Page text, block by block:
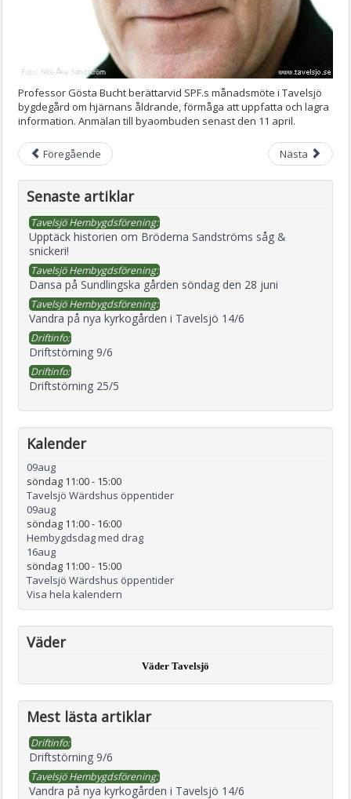
Professor Gösta Bucht berättarvid SPF.s månadsmöte i Tavelsjö
bygdegård om hjärnans åldrande, förmåga att uppfatta och lagra
information. Anmälan till byaombuden senast den 11 april.
Föregående Nästa
Senaste artiklar
Tavelsjö Hembygdsförening:
Upptäck historien om Bröderna Sandströms såg &
snickeri!
Tavelsjö Hembygdsförening:
Dansa på Sundlingska gården söndag den 28 juni
Tavelsjö Hembygdsförening:
Vandra på nya kyrkogården i Tavelsjö 14/6
Driftinfo:
Driftstörning 9/6
Driftinfo:
Driftstörning 25/5
Kalender
09aug
söndag 11:00- 15:00
Tavelsjö Wärdshus öppentider
09aug
söndag 11:00- 16:00
Hembygdsdag med drag
16aug
söndag 11:00- 15:00
Tavelsjö Wärdshus öppentider
Visa hela kalendern
Väder
Väder Tavelsjö
Mest lästa artiklar
Driftinfo:
Driftstörning 9/6
Tavelsjö Hembygdsförening:
Vandra på nya kyrkogården i Tavelsjö 14/6